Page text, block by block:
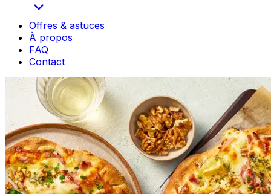
Offres & astuces
À propos
FAQ
Contact